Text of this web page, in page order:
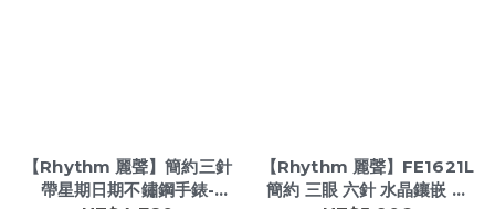
【Rhythm 麗聲】簡約三針
帶星期日期不鏽鋼手錶-
【Rhythm 麗聲】FE1621L
簡約 三眼 六針 水晶鑲嵌 皮